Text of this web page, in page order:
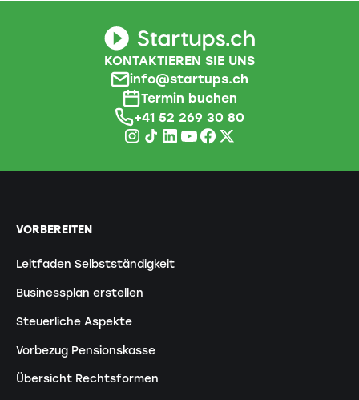
KONTAKTIEREN SIE UNS
info@startups.ch
Termin buchen
+41 52 269 30 80
VORBEREITEN
Leitfaden Selbstständigkeit
Businessplan erstellen
Steuerliche Aspekte
Vorbezug Pensionskasse
Übersicht Rechtsformen